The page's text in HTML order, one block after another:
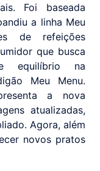
Foi baseada
a linha Meu
de refeições
que busca
equilíbrio na
Meu Menu.
a nova
atualizadas,
Agora, além
novos pratos